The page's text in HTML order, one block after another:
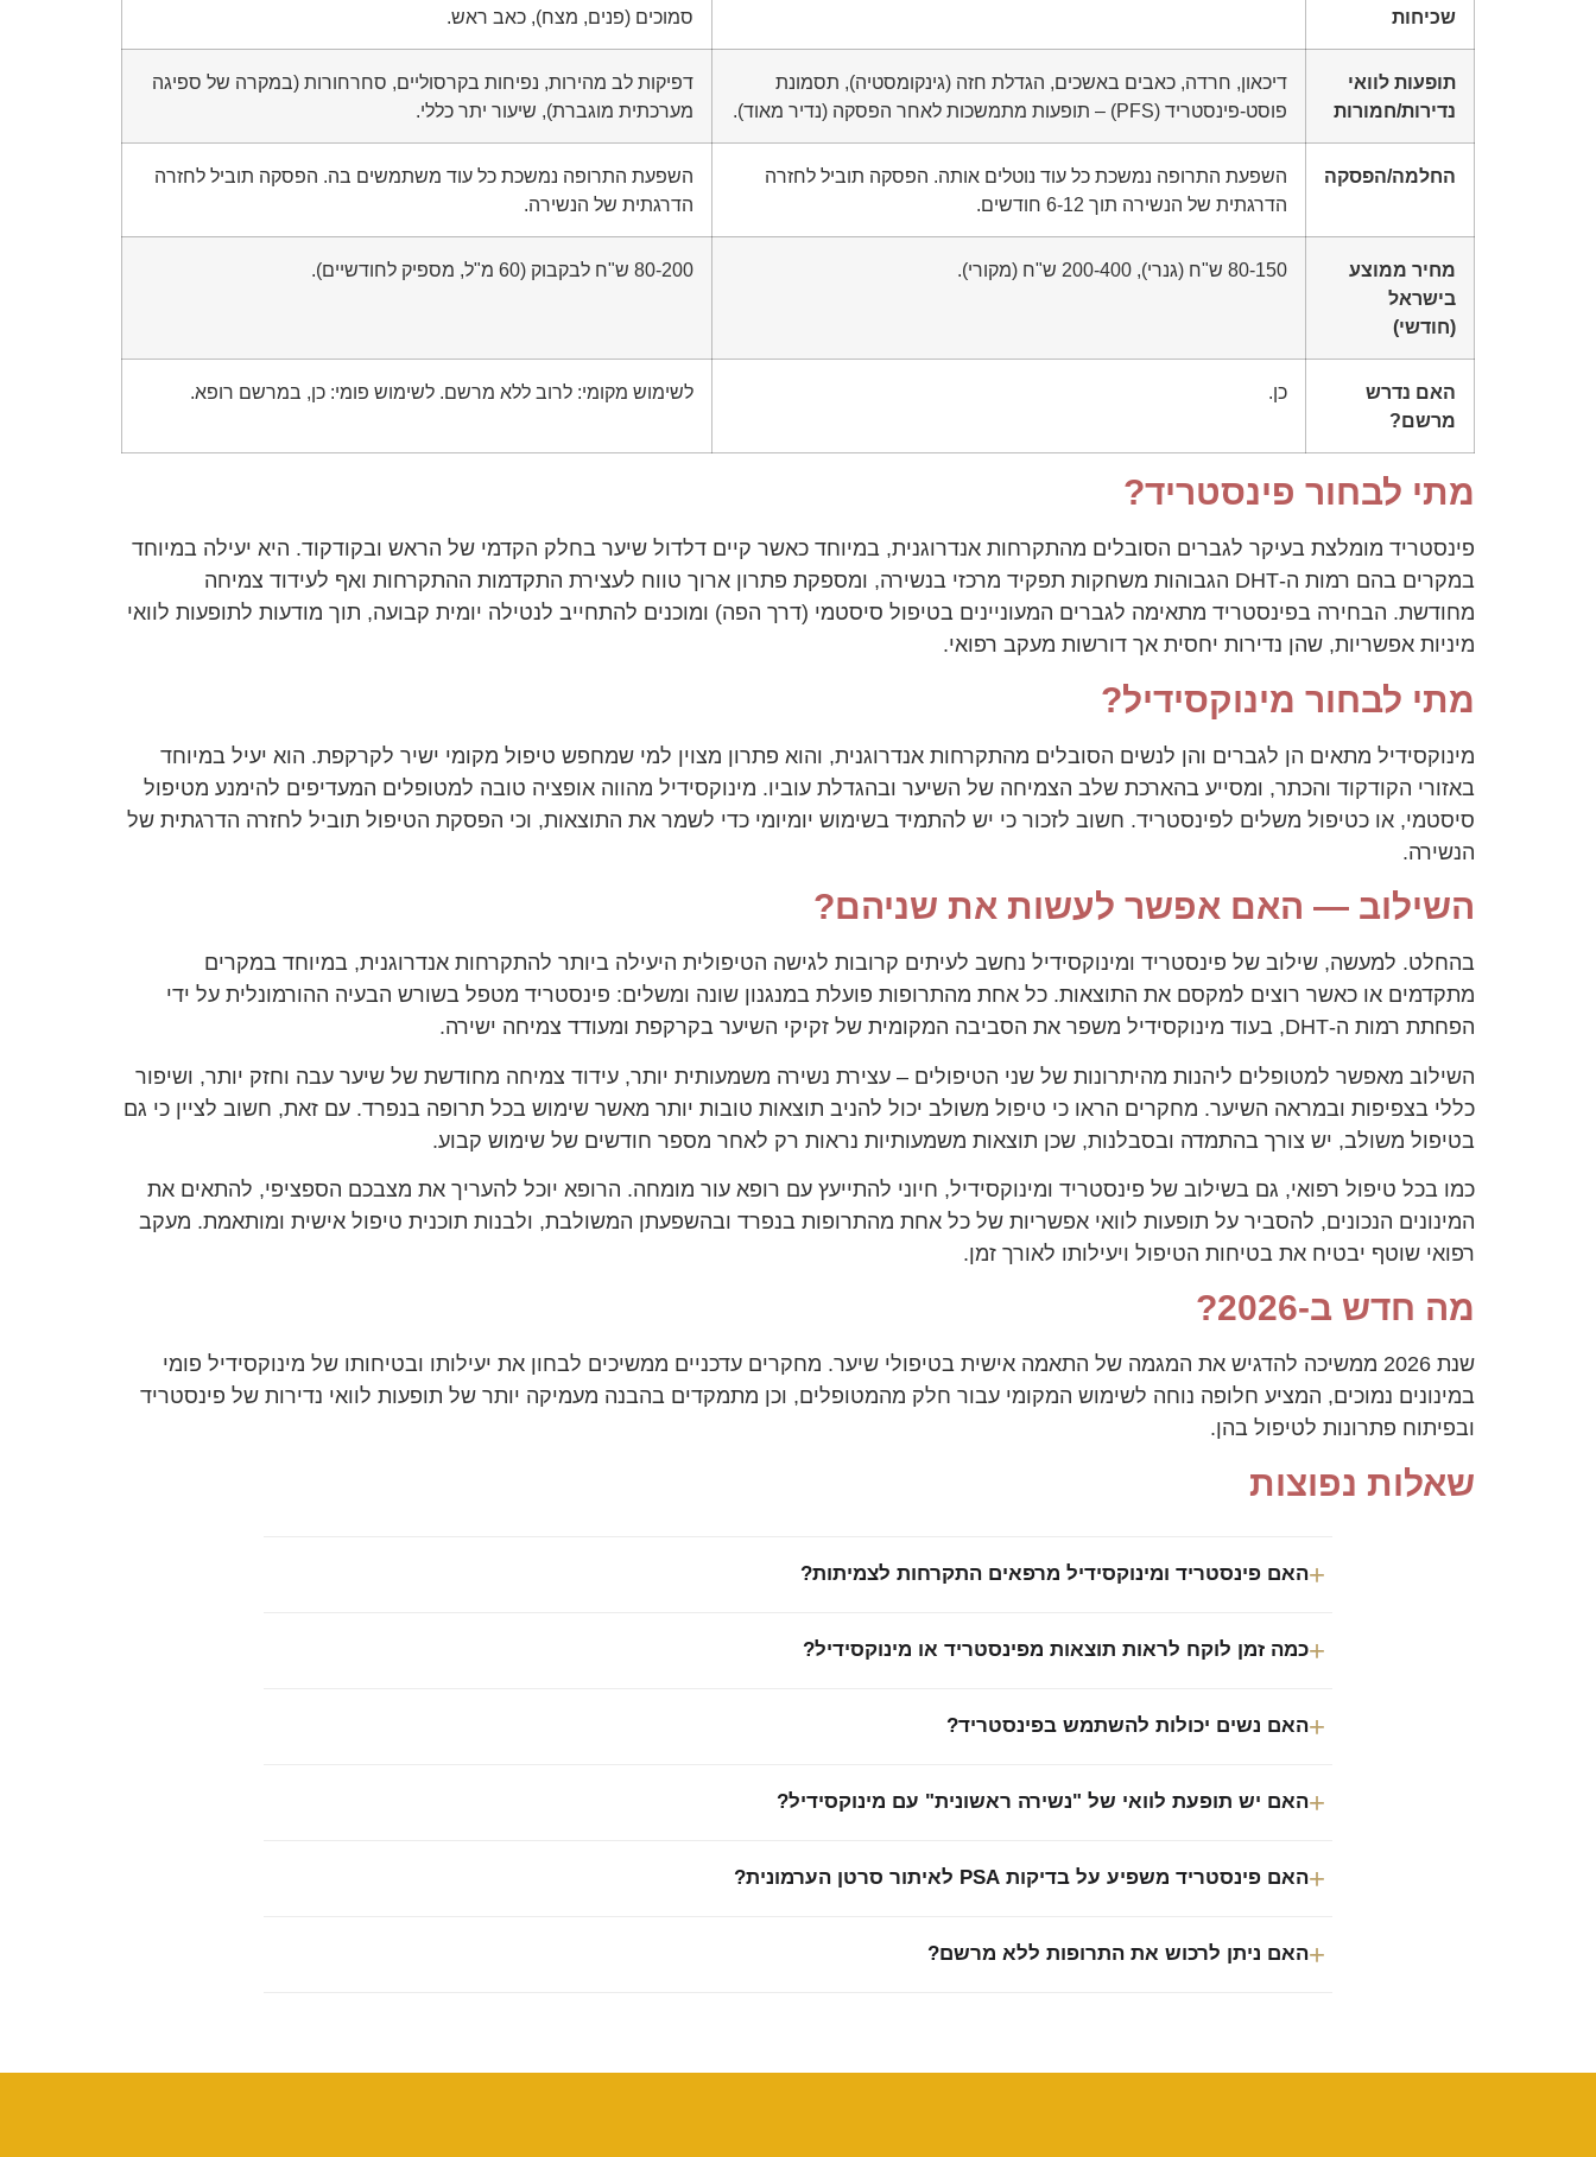
שכיחות
סמוכים (פנים, מצח), כאב ראש.
תופעות לוואי
נדירות/חמורות
דיכאון, חרדה, כאבים באשכים, הגדלת חזה (גינקומסטיה), תסמונת
פוסט-פינסטריד (PFS) – תופעות מתמשכות לאחר הפסקה (נדיר מאוד).
דפיקות לב מהירות, נפיחות בקרסוליים, סחרחורות (במקרה של ספיגה
מערכתית מוגברת), שיעור יתר כללי.
החלמה/הפסקה
השפעת התרופה נמשכת כל עוד נוטלים אותה. הפסקה תוביל לחזרה
הדרגתית של הנשירה תוך 6-12 חודשים.
השפעת התרופה נמשכת כל עוד משתמשים בה. הפסקה תוביל לחזרה
הדרגתית של הנשירה.
מחיר ממוצע
בישראל
(חודשי)
80-150 ש"ח (גנרי), 200-400 ש"ח (מקורי). 80-200 ש"ח לבקבוק (60 מ"ל, מספיק לחודשיים).
האם נדרש
מרשם?
כן. לשימוש מקומי: לרוב ללא מרשם. לשימוש פומי: כן, במרשם רופא.
מתי לבחור פינסטריד?
פינסטריד מומלצת בעיקר לגברים הסובלים מהתקרחות אנדרוגנית, במיוחד כאשר קיים דלדול שיער בחלק הקדמי של הראש ובקודקוד. היא יעילה במיוחד
במקרים בהם רמות ה-DHT הגבוהות משחקות תפקיד מרכזי בנשירה, ומספקת פתרון ארוך טווח לעצירת התקדמות ההתקרחות ואף לעידוד צמיחה
מחודשת. הבחירה בפינסטריד מתאימה לגברים המעוניינים בטיפול סיסטמי (דרך הפה) ומוכנים להתחייב לנטילה יומית קבועה, תוך מודעות לתופעות לוואי
מיניות אפשריות, שהן נדירות יחסית אך דורשות מעקב רפואי.
מתי לבחור מינוקסידיל?
מינוקסידיל מתאים הן לגברים והן לנשים הסובלים מהתקרחות אנדרוגנית, והוא פתרון מצוין למי שמחפש טיפול מקומי ישיר לקרקפת. הוא יעיל במיוחד
באזורי הקודקוד והכתר, ומסייע בהארכת שלב הצמיחה של השיער ובהגדלת עוביו. מינוקסידיל מהווה אופציה טובה למטופלים המעדיפים להימנע מטיפול
סיסטמי, או כטיפול משלים לפינסטריד. חשוב לזכור כי יש להתמיד בשימוש יומיומי כדי לשמר את התוצאות, וכי הפסקת הטיפול תוביל לחזרה הדרגתית של
הנשירה.
השילוב — האם אפשר לעשות את שניהם?
בהחלט. למעשה, שילוב של פינסטריד ומינוקסידיל נחשב לעיתים קרובות לגישה הטיפולית היעילה ביותר להתקרחות אנדרוגנית, במיוחד במקרים
מתקדמים או כאשר רוצים למקסם את התוצאות. כל אחת מהתרופות פועלת במנגנון שונה ומשלים: פינסטריד מטפל בשורש הבעיה ההורמונלית על ידי
הפחתת רמות ה-DHT, בעוד מינוקסידיל משפר את הסביבה המקומית של זקיקי השיער בקרקפת ומעודד צמיחה ישירה.
השילוב מאפשר למטופלים ליהנות מהיתרונות של שני הטיפולים – עצירת נשירה משמעותית יותר, עידוד צמיחה מחודשת של שיער עבה וחזק יותר, ושיפור
כללי בצפיפות ובמראה השיער. מחקרים הראו כי טיפול משולב יכול להניב תוצאות טובות יותר מאשר שימוש בכל תרופה בנפרד. עם זאת, חשוב לציין כי גם
בטיפול משולב, יש צורך בהתמדה ובסבלנות, שכן תוצאות משמעותיות נראות רק לאחר מספר חודשים של שימוש קבוע.
כמו בכל טיפול רפואי, גם בשילוב של פינסטריד ומינוקסידיל, חיוני להתייעץ עם רופא עור מומחה. הרופא יוכל להעריך את מצבכם הספציפי, להתאים את
המינונים הנכונים, להסביר על תופעות לוואי אפשריות של כל אחת מהתרופות בנפרד ובהשפעתן המשולבת, ולבנות תוכנית טיפול אישית ומותאמת. מעקב
רפואי שוטף יבטיח את בטיחות הטיפול ויעילותו לאורך זמן.
מה חדש ב-2026?
שנת 2026 ממשיכה להדגיש את המגמה של התאמה אישית בטיפולי שיער. מחקרים עדכניים ממשיכים לבחון את יעילותו ובטיחותו של מינוקסידיל פומי
במינונים נמוכים, המציע חלופה נוחה לשימוש המקומי עבור חלק מהמטופלים, וכן מתמקדים בהבנה מעמיקה יותר של תופעות לוואי נדירות של פינסטריד
ובפיתוח פתרונות לטיפול בהן.
שאלות נפוצות
האם פינסטריד ומינוקסידיל מרפאים התקרחות לצמיתות?
כמה זמן לוקח לראות תוצאות מפינסטריד או מינוקסידיל?
האם נשים יכולות להשתמש בפינסטריד?
האם יש תופעת לוואי של "נשירה ראשונית" עם מינוקסידיל?
האם פינסטריד משפיע על בדיקות PSA לאיתור סרטן הערמונית?
האם ניתן לרכוש את התרופות ללא מרשם?